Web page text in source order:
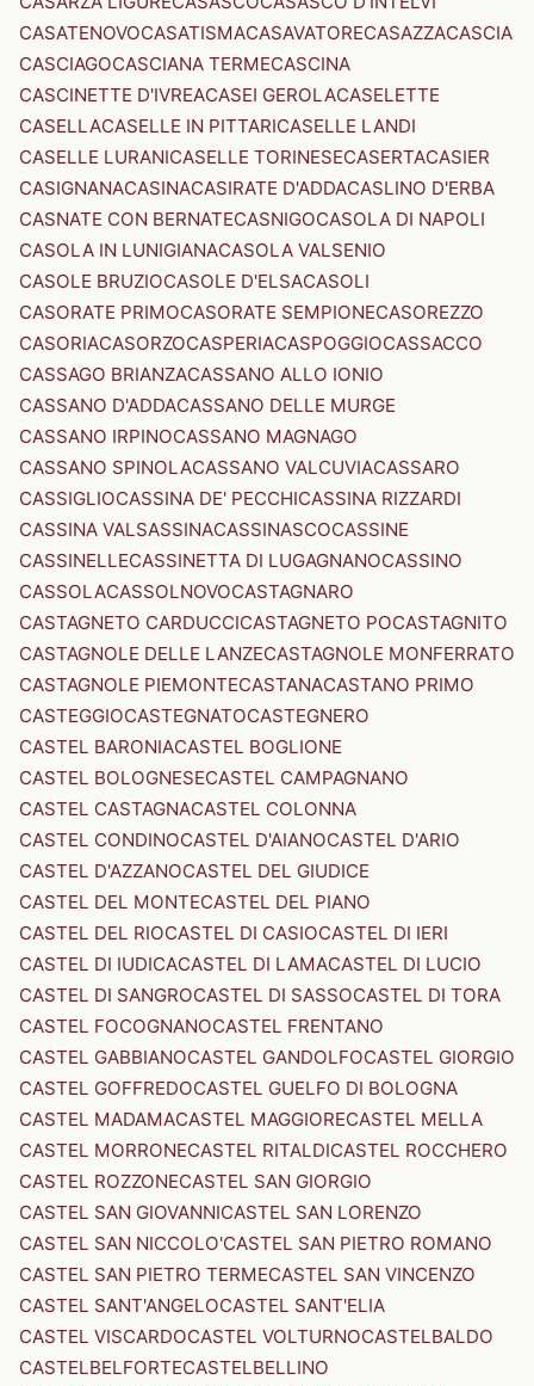
CASATENOVOCASATISMACASAVATORECASAZZACASCIA
CASCIAGOCASCIANA TERMECASCINA
CASCINETTE D'IVREACASEI GEROLACASELETTE
CASELLACASELLE IN PITTARICASELLE LANDI
CASELLE LURANICASELLE TORINESECASERTACASIER
CASIGNANACASINACASIRATE D'ADDACASLINO D'ERBA
CASNATE CON BERNATECASNIGOCASOLA DI NAPOLI
CASOLA IN LUNIGIANACASOLA VALSENIO
CASOLE BRUZIOCASOLE D'ELSACASOLI
CASORATE PRIMOCASORATE SEMPIONECASOREZZO
CASORIACASORZOCASPERIACASPOGGIOCASSACCO
CASSAGO BRIANZACASSANO ALLO IONIO
CASSANO D'ADDACASSANO DELLE MURGE
CASSANO IRPINOCASSANO MAGNAGO
CASSANO SPINOLACASSANO VALCUVIACASSARO
CASSIGLIOCASSINA DE' PECCHICASSINA RIZZARDI
CASSINA VALSASSINACASSINASCOCASSINE
CASSINELLECASSINETTA DI LUGAGNANOCASSINO
CASSOLACASSOLNOVOCASTAGNARO
CASTAGNETO CARDUCCICASTAGNETO POCASTAGNITO
CASTAGNOLE DELLE LANZECASTAGNOLE MONFERRATO
CASTAGNOLE PIEMONTECASTANACASTANO PRIMO
CASTEGGIOCASTEGNATOCASTEGNERO
CASTEL BARONIACASTEL BOGLIONE
CASTEL BOLOGNESECASTEL CAMPAGNANO
CASTEL CASTAGNACASTEL COLONNA
CASTEL CONDINOCASTEL D'AIANOCASTEL D'ARIO
CASTEL D'AZZANOCASTEL DEL GIUDICE
CASTEL DEL MONTECASTEL DEL PIANO
CASTEL DEL RIOCASTEL DI CASIOCASTEL DI IERI
CASTEL DI IUDICACASTEL DI LAMACASTEL DI LUCIO
CASTEL DI SANGROCASTEL DI SASSOCASTEL DI TORA
CASTEL FOCOGNANOCASTEL FRENTANO
CASTEL GABBIANOCASTEL GANDOLFOCASTEL GIORGIO
CASTEL GOFFREDOCASTEL GUELFO DI BOLOGNA
CASTEL MADAMACASTEL MAGGIORECASTEL MELLA
CASTEL MORRONECASTEL RITALDICASTEL ROCCHERO
CASTEL ROZZONECASTEL SAN GIORGIO
CASTEL SAN GIOVANNICASTEL SAN LORENZO
CASTEL SAN NICCOLO'CASTEL SAN PIETRO ROMANO
CASTEL SAN PIETRO TERMECASTEL SAN VINCENZO
CASTEL SANT'ANGELOCASTEL SANT'ELIA
CASTEL VISCARDOCASTEL VOLTURNOCASTELBALDO
CASTELBELFORTECASTELBELLINO